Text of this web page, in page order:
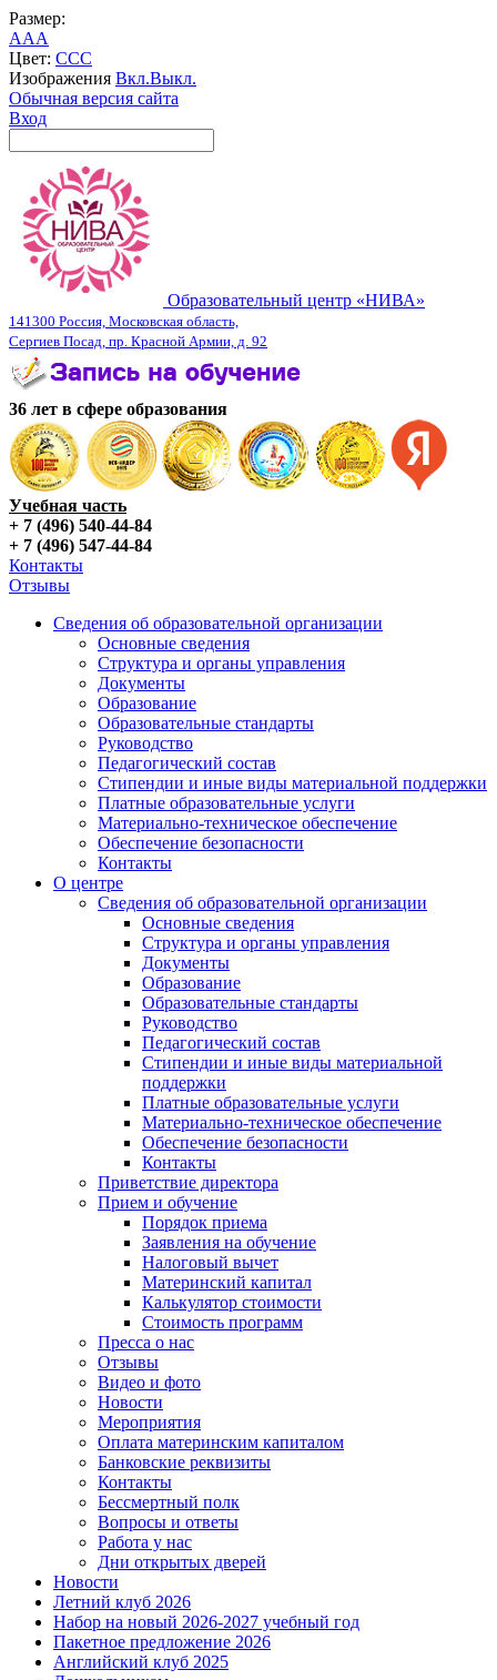
Размер:
AAA
Цвет: CCC
Изображения Вкл.Выкл.
Обычная версия сайта
Вход
Образовательный центр «НИВА»
141300 Россия, Московская область,
Сергиев Посад, пр. Красной Армии, д. 92
36 лет в сфере образования
Учебная часть
+ 7 (496) 540-44-84
+ 7 (496) 547-44-84
Контакты
Отзывы
Сведения об образовательной организации
Основные сведения
Структура и органы управления
Документы
Образование
Образовательные стандарты
Руководство
Педагогический состав
Стипендии и иные виды материальной поддержки
Платные образовательные услуги
Материально-техническое обеспечение
Обеспечение безопасности
Контакты
О центре
Сведения об образовательной организации
Основные сведения
Структура и органы управления
Документы
Образование
Образовательные стандарты
Руководство
Педагогический состав
Стипендии и иные виды материальной
поддержки
Платные образовательные услуги
Материально-техническое обеспечение
Обеспечение безопасности
Контакты
Приветствие директора
Прием и обучение
Порядок приема
Заявления на обучение
Налоговый вычет
Материнский капитал
Калькулятор стоимости
Стоимость программ
Пресса о нас
Отзывы
Видео и фото
Новости
Мероприятия
Оплата материнским капиталом
Банковские реквизиты
Контакты
Бессмертный полк
Вопросы и ответы
Работа у нас
Дни открытых дверей
Новости
Летний клуб 2026
Набор на новый 2026-2027 учебный год
Пакетное предложение 2026
Английский клуб 2025